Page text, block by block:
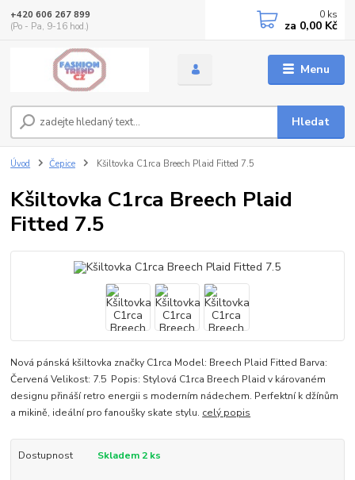
Menu
Hledat
+420 606 267 899
(Po - Pa, 9-16 hod.)
0 ks
za 0,00 Kč
Úvod Čepice Kšiltovka C1rca Breech Plaid Fitted 7.5
Kšiltovka C1rca Breech Plaid
Fitted 7.5
Nová pánská kšiltovka značky C1rca Model: Breech Plaid Fitted Barva:
Červená Velikost: 7.5 Popis: Stylová C1rca Breech Plaid v károvaném
designu přináší retro energii s moderním nádechem. Perfektní k džínům
a mikině, ideální pro fanoušky skate stylu. celý popis
Dostupnost Skladem 2 ks